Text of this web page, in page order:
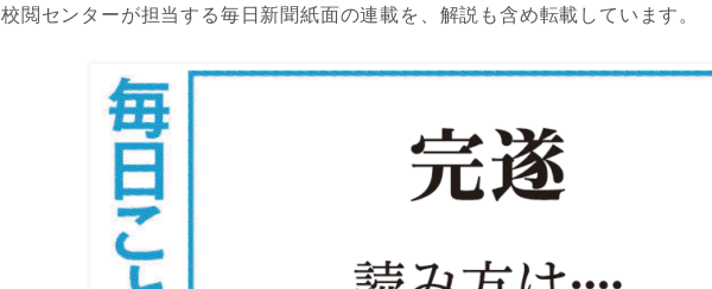
校閲センターが担当する毎日新聞紙面の連載を、解説も含め転載しています。